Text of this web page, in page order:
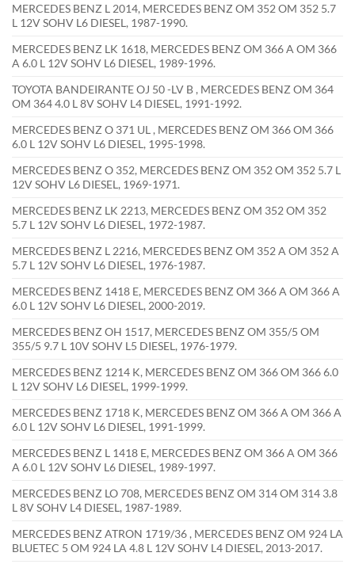
MERCEDES BENZ L 2014, MERCEDES BENZ OM 352 OM 352 5.7
L 12V SOHV L6 DIESEL, 1987-1990.
MERCEDES BENZ LK 1618, MERCEDES BENZ OM 366 A OM 366
A 6.0 L 12V SOHV L6 DIESEL, 1989-1996.
TOYOTA BANDEIRANTE OJ 50 -LV B , MERCEDES BENZ OM 364
OM 364 4.0 L 8V SOHV L4 DIESEL, 1991-1992.
MERCEDES BENZ O 371 UL , MERCEDES BENZ OM 366 OM 366
6.0 L 12V SOHV L6 DIESEL, 1995-1998.
MERCEDES BENZ O 352, MERCEDES BENZ OM 352 OM 352 5.7 L
12V SOHV L6 DIESEL, 1969-1971.
MERCEDES BENZ LK 2213, MERCEDES BENZ OM 352 OM 352
5.7 L 12V SOHV L6 DIESEL, 1972-1987.
MERCEDES BENZ L 2216, MERCEDES BENZ OM 352 A OM 352 A
5.7 L 12V SOHV L6 DIESEL, 1976-1987.
MERCEDES BENZ 1418 E, MERCEDES BENZ OM 366 A OM 366 A
6.0 L 12V SOHV L6 DIESEL, 2000-2019.
MERCEDES BENZ OH 1517, MERCEDES BENZ OM 355/5 OM
355/5 9.7 L 10V SOHV L5 DIESEL, 1976-1979.
MERCEDES BENZ 1214 K, MERCEDES BENZ OM 366 OM 366 6.0
L 12V SOHV L6 DIESEL, 1999-1999.
MERCEDES BENZ 1718 K, MERCEDES BENZ OM 366 A OM 366 A
6.0 L 12V SOHV L6 DIESEL, 1991-1999.
MERCEDES BENZ L 1418 E, MERCEDES BENZ OM 366 A OM 366
A 6.0 L 12V SOHV L6 DIESEL, 1989-1997.
MERCEDES BENZ LO 708, MERCEDES BENZ OM 314 OM 314 3.8
L 8V SOHV L4 DIESEL, 1987-1989.
MERCEDES BENZ ATRON 1719/36 , MERCEDES BENZ OM 924 LA
BLUETEC 5 OM 924 LA 4.8 L 12V SOHV L4 DIESEL, 2013-2017.